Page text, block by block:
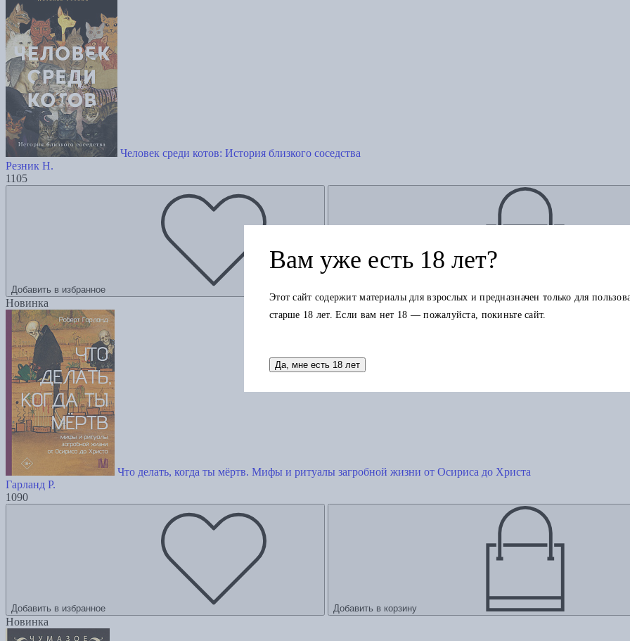
Человек среди котов: История близкого соседства
Резник Н.
1105
Добавить в избранное
Новинка
Что делать, когда ты мёртв. Мифы и ритуалы загробной жизни от Осириса до Христа
Гарланд Р.
1090
Добавить в избранное Добавить в корзину
Новинка
Вам уже есть 18 лет?
Этот сайт содержит материалы для взрослых и предназначен только для
старше 18 лет. Если вам нет 18 — пожалуйста, покиньте сайт.
Да, мне есть 18 лет